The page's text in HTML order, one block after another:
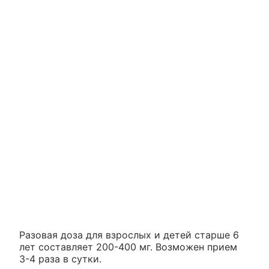
Разовая доза для взрослых и детей старше 6
лет составляет 200-400 мг. Возможен прием
3-4 раза в сутки.